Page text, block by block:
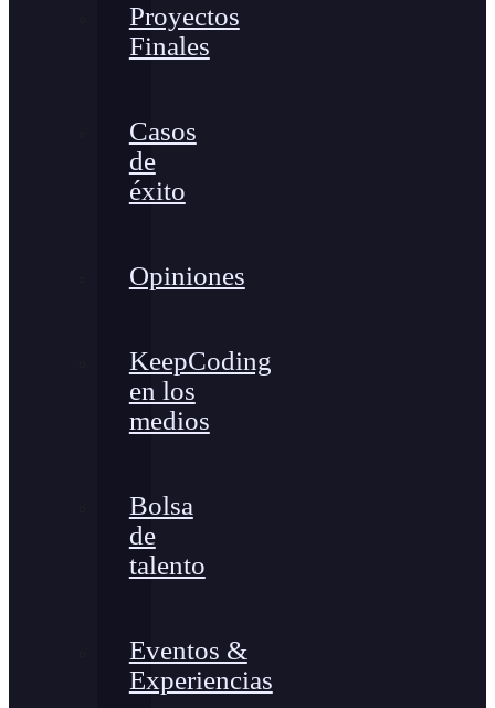
Proyectos
Finales
Casos
de
éxito
Opiniones
KeepCoding
en los
medios
Bolsa
de
talento
Eventos &
Experiencias